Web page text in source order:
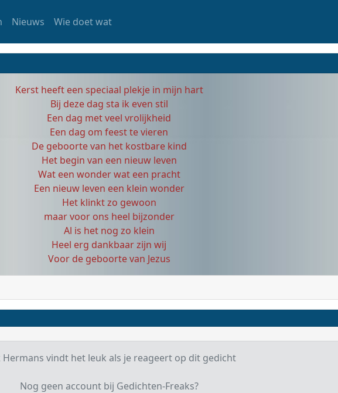
Nieuws Wie doet wat
Kerst heeft een speciaal plekje in mijn hart
Bij deze dag sta ik even stil
Een dag met veel vrolijkheid
Een dag om feest te vieren
De geboorte van het kostbare kind
Het begin van een nieuw leven
Wat een wonder wat een pracht
Een nieuw leven een klein wonder
Het klinkt zo gewoon
maar voor ons heel bijzonder
Al is het nog zo klein
Heel erg dankbaar zijn wij
Voor de geboorte van Jezus
Hermans vindt het leuk als je reageert op dit gedicht
Nog geen account bij Gedichten-Freaks?